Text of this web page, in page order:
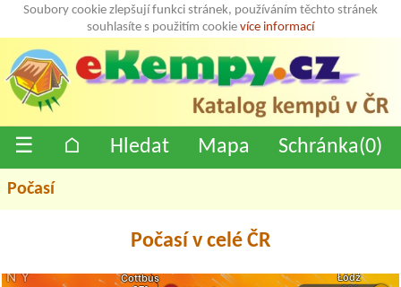
Soubory cookie zlepšují funkci stránek, používáním těchto stránek
souhlasíte s použitím cookie více informací
☰ ⌂ Hledat Mapa Schránka(0)
Počasí
Počasí v celé ČR